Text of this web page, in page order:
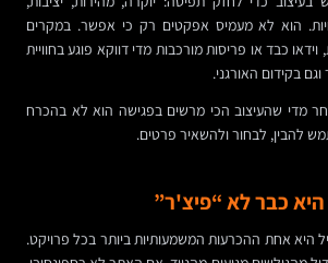
הוא לא מעמיס אפקטים רק כי אפשר. במקרים
כבד או פריסות מורכבות מדי דווקא פוגע בחוויית
בקידום האורגני.
מדי שהעיצוב הכי מרשים בפגישה הוא לא בהכרח
להבין, לבחור ולהשאיר פרטים.
כבר לא “פיצ'ר”
היא אחת ההכרעות המשמעותיות ביותר בכל פרויקט.